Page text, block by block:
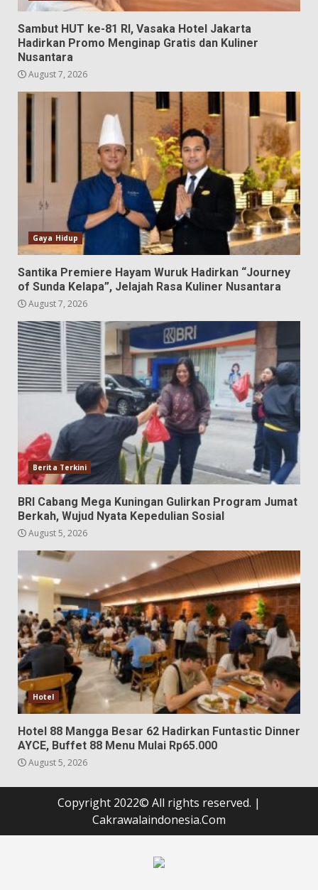
Sambut HUT ke-81 RI, Vasaka Hotel Jakarta
Hadirkan Promo Menginap Gratis dan Kuliner
Nusantara
August 7, 2026
Gaya Hidup
Santika Premiere Hayam Wuruk Hadirkan “Journey
of Sunda Kelapa”, Jelajah Rasa Kuliner Nusantara
August 7, 2026
Berita Terkini
BRI Cabang Mega Kuningan Gulirkan Program Jumat
Berkah, Wujud Nyata Kepedulian Sosial
August 5, 2026
Hotel
Hotel 88 Mangga Besar 62 Hadirkan Funtastic Dinner
AYCE, Buffet 88 Menu Mulai Rp65.000
August 5, 2026
Copyright 2022© All rights reserved. |
Cakrawalaindonesia.Com